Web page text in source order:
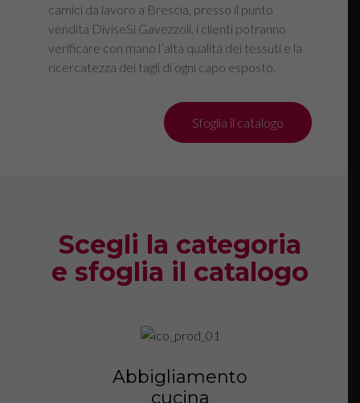
camici da lavoro a Brescia, presso il punto
vendita DiviseSi Gavezzoli, i clienti potranno
verificare con mano l’alta qualità dei tessuti e la
ricercatezza dei tagli di ogni capo esposto.
Sfoglia il catalogo
Scegli la categoria
e sfoglia il catalogo
Abbigliamento
cucina